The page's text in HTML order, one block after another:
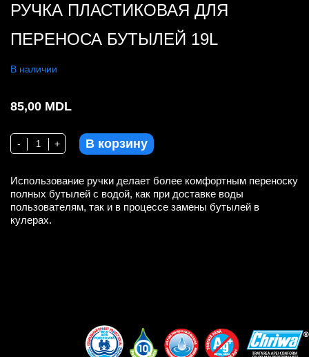
РУЧКА ПЛАСТИКОВАЯ ДЛЯ
ПЕРЕНОСА БУТЫЛЕЙ 19L
В наличии
85,00 MDL
Количество Ручка пластиковая для переноса бутылей 19L
- + В корзину
Использование ручки делает более комфортным переноску
полных бутылей с водой, как при доставке воды
пользователям, так и в процессе замены бутылей в
кулерах.